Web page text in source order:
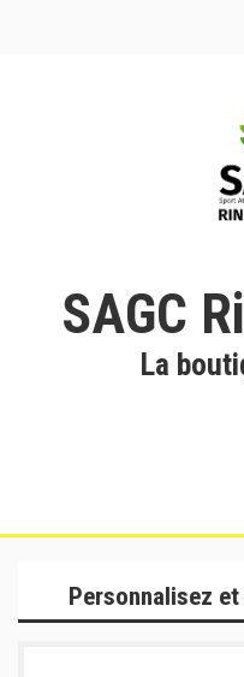
SAGC
La
Personnalisez